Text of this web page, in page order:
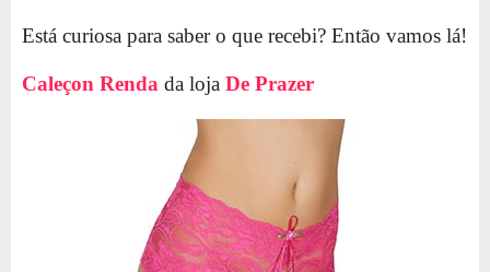
Está curiosa para saber o que recebi? Então vamos lá!
Caleçon Renda da loja De Prazer